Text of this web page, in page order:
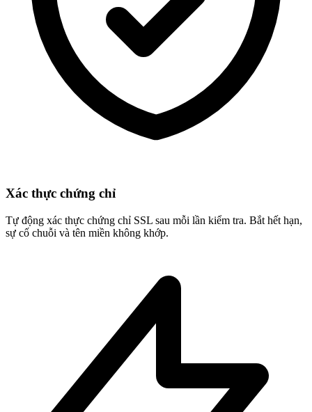
Xác thực chứng chỉ
Tự động xác thực chứng chỉ SSL sau mỗi lần kiểm tra. Bắt hết hạn,
sự cố chuỗi và tên miền không khớp.